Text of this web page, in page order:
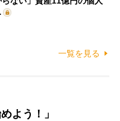
一覧を見る
よう！」